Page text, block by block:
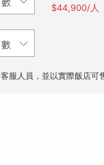
$44,900/人
服人員，並以實際飯店可